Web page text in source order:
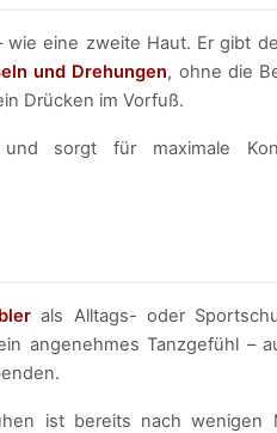
wie eine zweite Haut. Er gibt
und Drehungen, ohne die
Drücken im Vorfuß.
sorgt für maximale
als Alltags- oder
angenehmes Tanzgefühl –
ist bereits nach wenigen